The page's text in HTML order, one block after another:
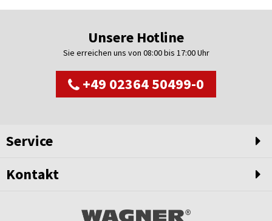
Unsere Hotline
Sie erreichen uns von 08:00 bis 17:00 Uhr
+49 02364 50499-0
Service
Kontakt